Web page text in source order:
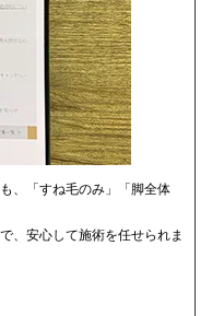
、「すね毛のみ」「脚全体
、安心して施術を任せられま